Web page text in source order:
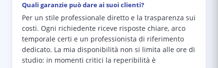
Quali garanzie può dare ai suoi clienti?
Per un stile professionale diretto e la trasparenza sui
costi. Ogni richiedente riceve risposte chiare, arco
temporale certi e un professionista di riferimento
dedicato. La mia disponibilità non si limita alle ore di
studio: in momenti critici la reperibilità è